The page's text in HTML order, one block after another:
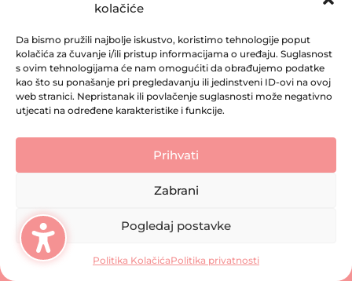
kolačiće
Da bismo pružili najbolje iskustvo, koristimo tehnologije poput
kolačića za čuvanje i/ili pristup informacijama o uređaju. Suglasnost
s ovim tehnologijama će nam omogućiti da obrađujemo podatke
kao što su ponašanje pri pregledavanju ili jedinstveni ID-ovi na ovoj
web stranici. Nepristanak ili povlačenje suglasnosti može negativno
utjecati na određene karakteristike i funkcije.
Prihvati
Zabrani
Pogledaj postavke
Politika KolačićaPolitika privatnosti